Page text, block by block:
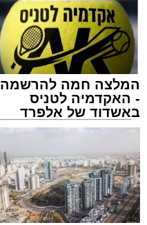
המלצה חמה להרשמה
- האקדמיה לטניס
באשדוד של אלפרד
קריאולנסקי - לילדים